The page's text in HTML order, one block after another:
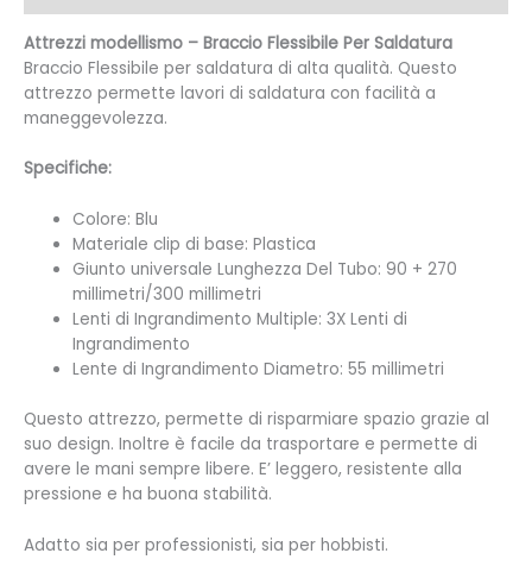
Attrezzi modellismo – Braccio Flessibile Per Saldatura
Braccio Flessibile per saldatura di alta qualità. Questo
attrezzo permette lavori di saldatura con facilità a
maneggevolezza.
Specifiche:
Colore: Blu
Materiale clip di base: Plastica
Giunto universale Lunghezza Del Tubo: 90 + 270
millimetri/300 millimetri
Lenti di Ingrandimento Multiple: 3X Lenti di
Ingrandimento
Lente di Ingrandimento Diametro: 55 millimetri
Questo attrezzo, permette di risparmiare spazio grazie al
suo design. Inoltre è facile da trasportare e permette di
avere le mani sempre libere. E’ leggero, resistente alla
pressione e ha buona stabilità.
Adatto sia per professionisti, sia per hobbisti.